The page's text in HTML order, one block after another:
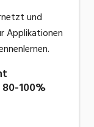
und
Applikationen
100%